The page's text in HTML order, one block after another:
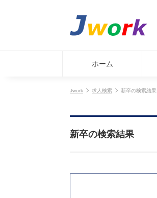
ホーム
Jwork 求人検索 新卒の検索結果
新卒の検索結果